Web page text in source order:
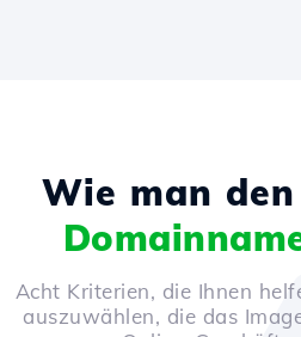
Wie man
Acht Kriterien, die Ihnen
auszuwählen, die das